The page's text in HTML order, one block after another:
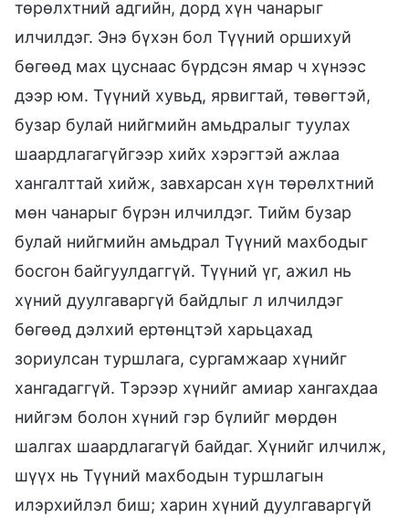
төрөлхтний адгийн, дорд хүн чанарыг
илчилдэг. Энэ бүхэн бол Түүний оршихуй
бөгөөд мах цуснаас бүрдсэн ямар ч хүнээс
дээр юм. Түүний хувьд, ярвигтай, төвөгтэй,
бузар булай нийгмийн амьдралыг туулах
шаардлагагүйгээр хийх хэрэгтэй ажлаа
хангалттай хийж, завхарсан хүн төрөлхтний
мөн чанарыг бүрэн илчилдэг. Тийм бузар
булай нийгмийн амьдрал Түүний махбодыг
босгон байгуулдаггүй. Түүний үг, ажил нь
хүний дуулгаваргүй байдлыг л илчилдэг
бөгөөд дэлхий ертөнцтэй харьцахад
зориулсан туршлага, сургамжаар хүнийг
хангадаггүй. Тэрээр хүнийг амиар хангахдаа
нийгэм болон хүний гэр бүлийг мөрдөн
шалгах шаардлагагүй байдаг. Хүнийг илчилж,
шүүх нь Түүний махбодын туршлагын
илэрхийлэл биш; харин хүний дуулгаваргүй